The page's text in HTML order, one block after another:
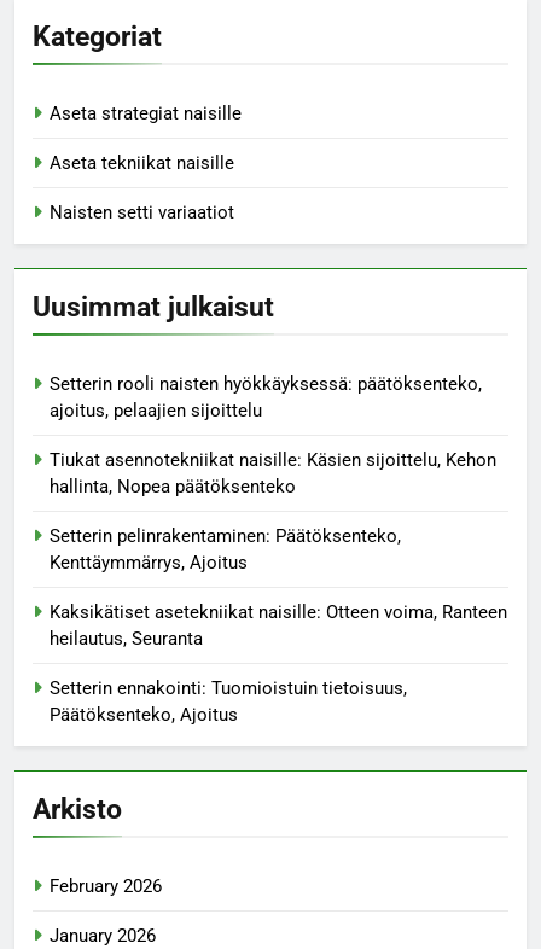
Kategoriat
Aseta strategiat naisille
Aseta tekniikat naisille
Naisten setti variaatiot
Uusimmat julkaisut
Setterin rooli naisten hyökkäyksessä: päätöksenteko,
ajoitus, pelaajien sijoittelu
Tiukat asennotekniikat naisille: Käsien sijoittelu, Kehon
hallinta, Nopea päätöksenteko
Setterin pelinrakentaminen: Päätöksenteko,
Kenttäymmärrys, Ajoitus
Kaksikätiset asetekniikat naisille: Otteen voima, Ranteen
heilautus, Seuranta
Setterin ennakointi: Tuomioistuin tietoisuus,
Päätöksenteko, Ajoitus
Arkisto
February 2026
January 2026